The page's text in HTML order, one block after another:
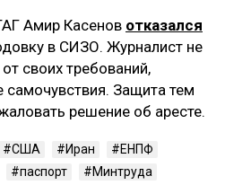
Амир Касенов отказался
в СИЗО. Журналист не
своих требований,
самочувствия. Защита тем
решение об аресте.
США Иран
ЕНПФ
паспорт
Минтруда